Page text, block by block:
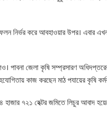
নির্ভর করে আবহাওয়ার উপর। এবার
পাবনা জেলা কৃষি সম্প্রসারণ
কাজ করছেন মাঠ পযায়ের কৃষি
৭২১ হেক্টর জমিতে লিচুর আবাদ